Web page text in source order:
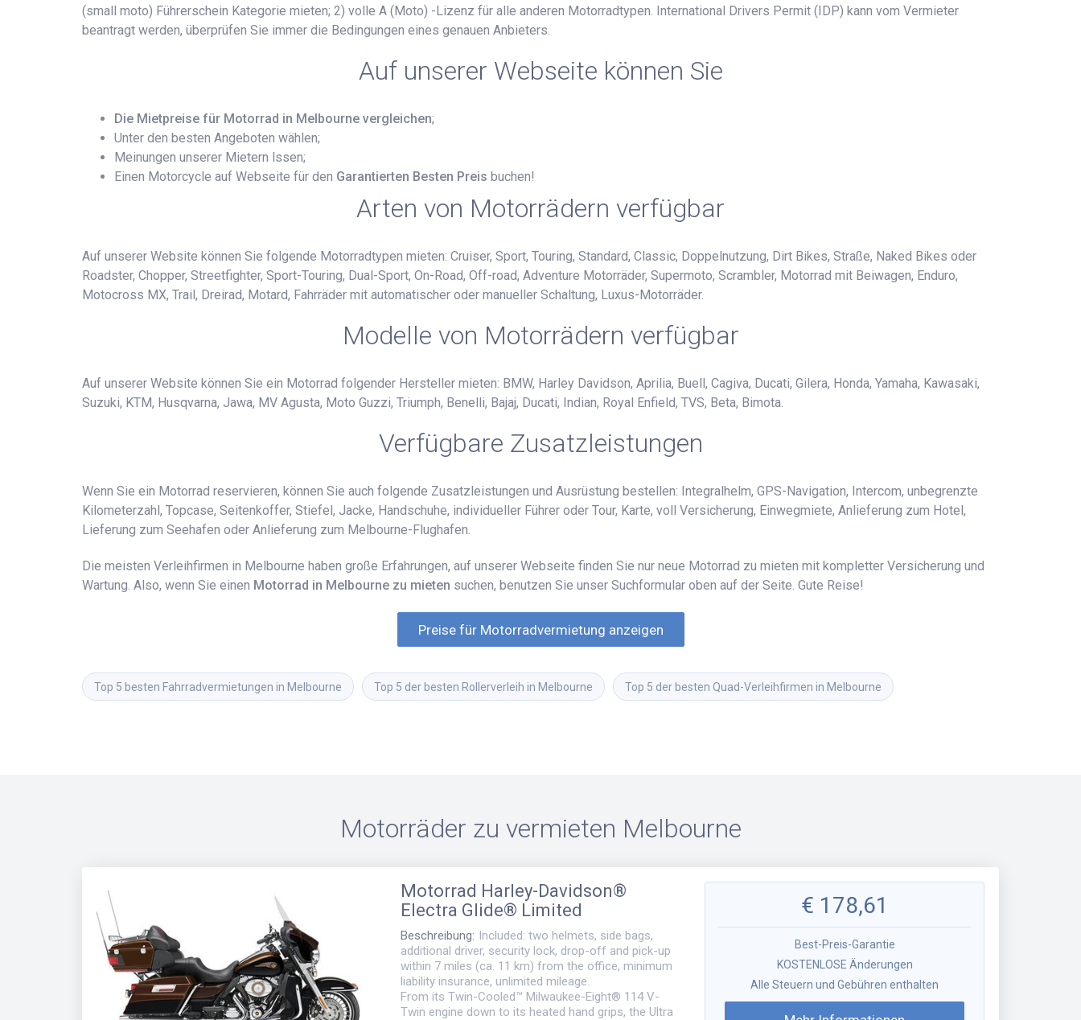
(small moto) Führerschein Kategorie mieten; 2) volle A (Moto) -Lizenz für alle anderen Motorradtypen. International Drivers Permit (IDP) kann vom Vermieter
beantragt werden, überprüfen Sie immer die Bedingungen eines genauen Anbieters.
Auf unserer Webseite können Sie
Die Mietpreise für Motorrad in Melbourne vergleichen;
Unter den besten Angeboten wählen;
Meinungen unserer Mietern lssen;
Einen Motorcycle auf Webseite für den Garantierten Besten Preis buchen!
Arten von Motorrädern verfügbar
Auf unserer Website können Sie folgende Motorradtypen mieten: Cruiser, Sport, Touring, Standard, Classic, Doppelnutzung, Dirt Bikes, Straße, Naked Bikes oder
Roadster, Chopper, Streetfighter, Sport-Touring, Dual-Sport, On-Road, Off-road, Adventure Motorräder, Supermoto, Scrambler, Motorrad mit Beiwagen, Enduro,
Motocross MX, Trail, Dreirad, Motard, Fahrräder mit automatischer oder manueller Schaltung, Luxus-Motorräder.
Modelle von Motorrädern verfügbar
Auf unserer Website können Sie ein Motorrad folgender Hersteller mieten: BMW, Harley Davidson, Aprilia, Buell, Cagiva, Ducati, Gilera, Honda, Yamaha, Kawasaki,
Suzuki, KTM, Husqvarna, Jawa, MV Agusta, Moto Guzzi, Triumph, Benelli, Bajaj, Ducati, Indian, Royal Enfield, TVS, Beta, Bimota.
Verfügbare Zusatzleistungen
Wenn Sie ein Motorrad reservieren, können Sie auch folgende Zusatzleistungen und Ausrüstung bestellen: Integralhelm, GPS-Navigation, Intercom, unbegrenzte
Kilometerzahl, Topcase, Seitenkoffer, Stiefel, Jacke, Handschuhe, individueller Führer oder Tour, Karte, voll Versicherung, Einwegmiete, Anlieferung zum Hotel,
Lieferung zum Seehafen oder Anlieferung zum Melbourne-Flughafen.
Die meisten Verleihfirmen in Melbourne haben große Erfahrungen, auf unserer Webseite finden Sie nur neue Motorrad zu mieten mit kompletter Versicherung und
Wartung. Also, wenn Sie einen Motorrad in Melbourne zu mieten suchen, benutzen Sie unser Suchformular oben auf der Seite. Gute Reise!
Preise für Motorradvermietung anzeigen
Top 5 besten Fahrradvermietungen in Melbourne Top 5 der besten Rollerverleih in Melbourne Top 5 der besten Quad-Verleihfirmen in Melbourne
Motorräder zu vermieten Melbourne
Motorrad Harley-Davidson®
Electra Glide® Limited
Beschreibung: Included: two helmets, side bags,
additional driver, security lock, drop-off and pick-up
within 7 miles (ca. 11 km) from the office, minimum
liability insurance, unlimited mileage.
From its Twin-Cooled™ Milwaukee-Eight® 114 V-
Twin engine down to its heated hand grips, the Ultra
€ 178,61
Best-Preis-Garantie
KOSTENLOSE Änderungen
Alle Steuern und Gebühren enthalten